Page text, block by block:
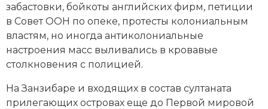
забастовки, бойкоты английских фирм, петиции
в Совет ООН по опеке, протесты колониальным
властям, но иногда антиколониальные
настроения масс выливались в кровавые
столкновения с полицией.
На Занзибаре и входящих в состав султаната
прилегающих островах еще до Первой мировой